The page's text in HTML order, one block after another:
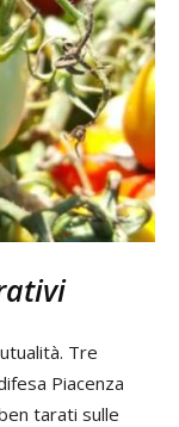
Tre
Piacenza
tarati sulle